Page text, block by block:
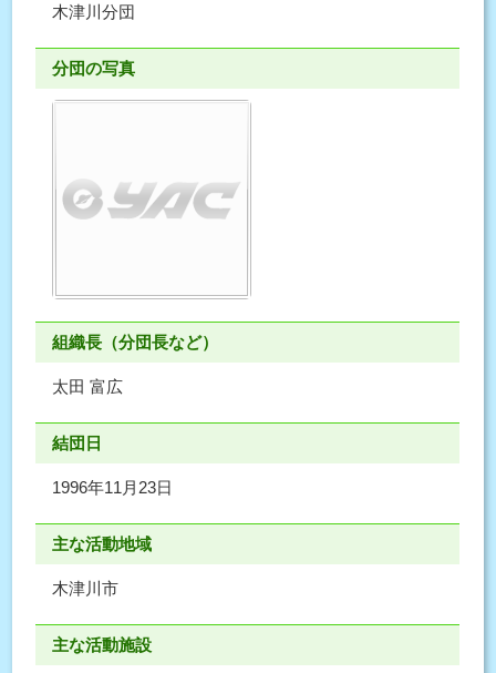
木津川分団
分団の写真
組織長（分団長など）
太田 富広
結団日
1996年11月23日
主な活動地域
木津川市
主な活動施設